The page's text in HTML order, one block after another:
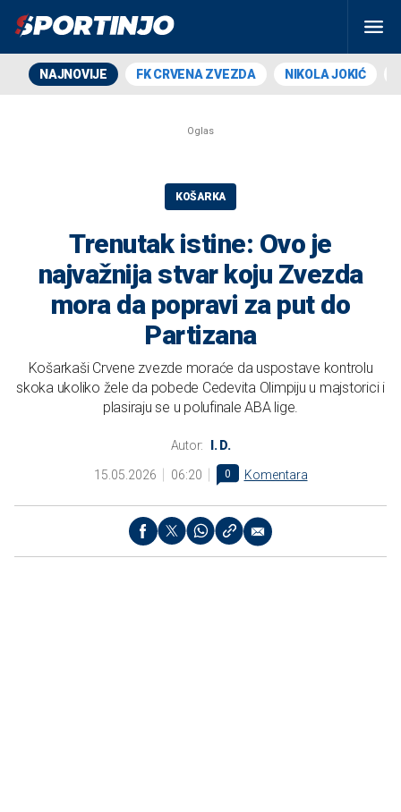
NAJNOVIJE FK CRVENA ZVEZDA NIKOLA JOKIĆ
KOŠARKA
Trenutak istine: Ovo je
najvažnija stvar koju Zvezda
mora da popravi za put do
Partizana
Košarkaši Crvene zvezde moraće da uspostave kontrolu
skoka ukoliko žele da pobede Cedevita Olimpiju u majstorici i
plasiraju se u polufinale ABA lige.
Autor: I. D.
15.05.2026 06:20 0 Komentara